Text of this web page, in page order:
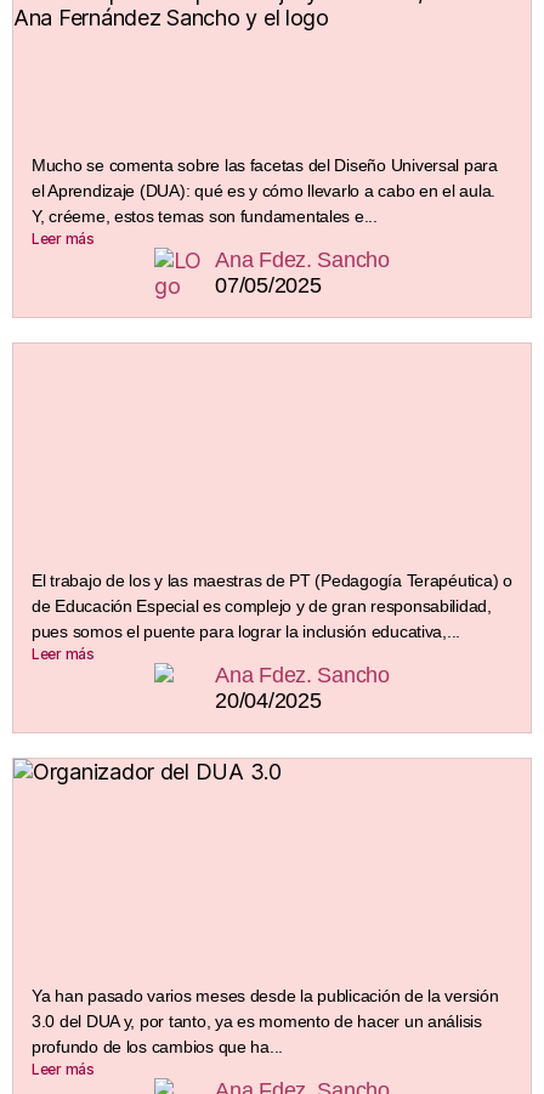
Mucho se comenta sobre las facetas del Diseño Universal para
el Aprendizaje (DUA): qué es y cómo llevarlo a cabo en el aula.
Y, créeme, estos temas son fundamentales e...
Leer más
Ana Fdez. Sancho
07/05/2025
El trabajo de los y las maestras de PT (Pedagogía Terapéutica) o
de Educación Especial es complejo y de gran responsabilidad,
pues somos el puente para lograr la inclusión educativa,...
Leer más
Ana Fdez. Sancho
20/04/2025
Ya han pasado varios meses desde la publicación de la versión
3.0 del DUA y, por tanto, ya es momento de hacer un análisis
profundo de los cambios que ha...
Leer más